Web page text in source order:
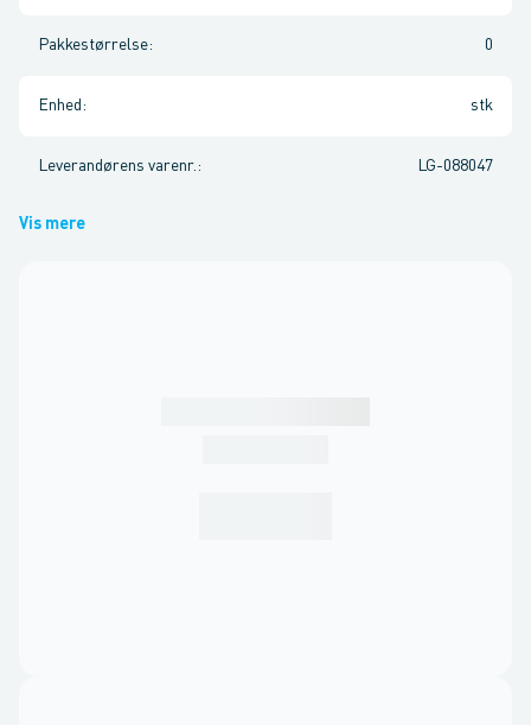
Pakkestørrelse: 0
Enhed : stk
Leverandørens varenr. : LG-088047
Vis mere